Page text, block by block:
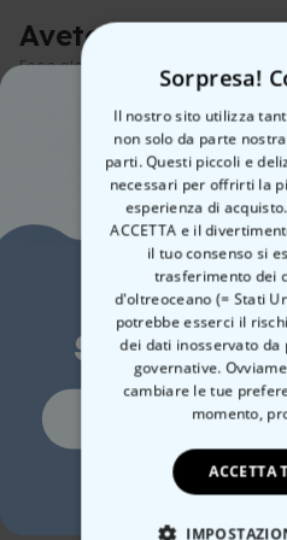
una
strizzatina d'occhio.Ecco
personalizzabile con nome è un
meraviglioso, che si spera porti
delle grasse risate, ma anche molti
rinfrescanti.
E probabilmenteavete già in
bicchiere calzerebbe a pennello.
CONSGLIO: può essere
Dimensioni: altezza bicchiere
circa 9,5 cm, diametro centrale
circa 7,5 cm; altezza stelo circa
ATTENZIONE: Si consiglia il
Trattandosi di un prodotto
possiamo accettarlo indietro
diritto di reso
Avete già visto
Ecco alcuni prodotti simili
Boccale da Birra
Personalizzato con Logo
e Faccia
19,99 €
Sorpresa!
Il nostro sito utilizza
non solo da parte
parti. Questi piccoli e
necessari per offrirti la
esperienza di
ACCETTA e il
il tuo consenso si
trasferimento dei
d'oltreoceano (= Stati
potrebbe esserci il
dei dati inosservato da
governative.
cambiare le tue
momento,
ACCETTA
Vuoi
sconto
Si,
No, non mi